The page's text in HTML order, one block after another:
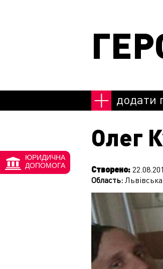
додати
Олег
Створено:
Область: Львівська
ЮРИДИЧНА
ДОПОМОГА